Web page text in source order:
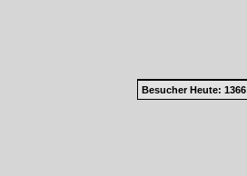
Besucher Heute: 1366